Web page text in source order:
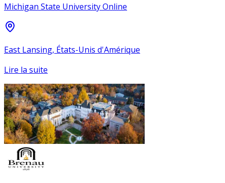
Michigan State University Online
East Lansing, États-Unis d'Amérique
Lire la suite